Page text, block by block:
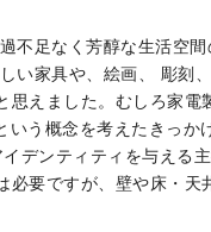
不足なく芳醇な生活空
い家具や、絵画、 彫刻
えました。むしろ家電
う概念を考えたきっか
デンティティを与える
要ですが、壁や床・天